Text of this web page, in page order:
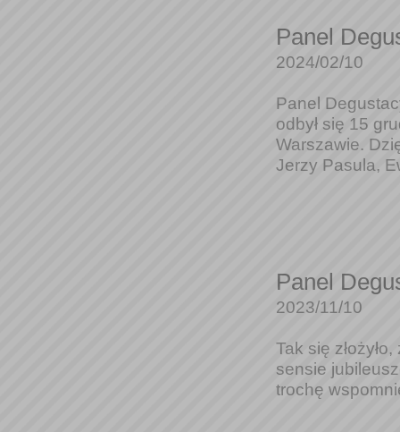
Panel
2024/02/10
Panel
odbył się 15
Warszawie.
Jerzy Pasula,
Panel
2023/11/10
Tak się
sensie
trochę